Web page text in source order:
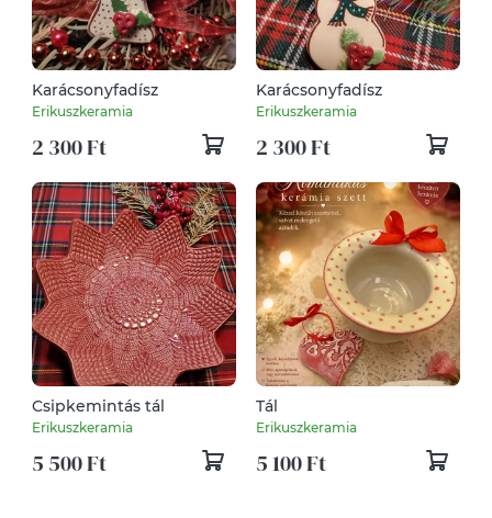
Karácsonyfadísz
Erikuszkeramia
2 300 Ft
Karácsonyfadísz
Erikuszkeramia
2 300 Ft
Csipkemintás tál
Erikuszkeramia
5 500 Ft
Tál
Erikuszkeramia
5 100 Ft